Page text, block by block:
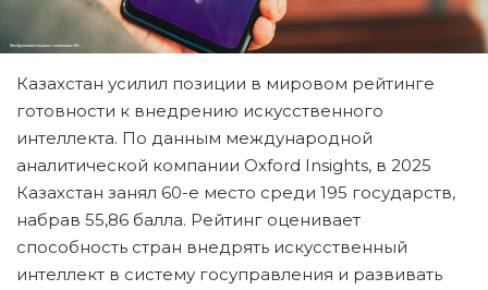
Казахстан усилил позиции в мировом рейтинге
готовности к внедрению искусственного
интеллекта. По данным международной
аналитической компании Oxford Insights, в 2025
Казахстан занял 60-е место среди 195 государств,
набрав 55,86 балла. Рейтинг оценивает
способность стран внедрять искусственный
интеллект в систему госуправления и развивать